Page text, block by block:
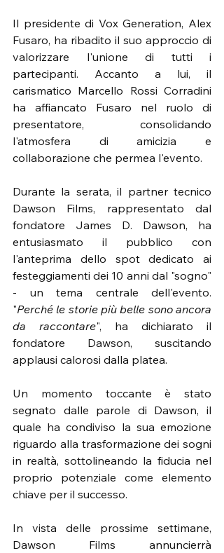
Il presidente di Vox Generation, Alex
Fusaro, ha ribadito il suo approccio di
valorizzare l'unione di tutti i
partecipanti. Accanto a lui, il
carismatico Marcello Rossi Corradini
ha affiancato Fusaro nel ruolo di
presentatore, consolidando
l'atmosfera di amicizia e
collaborazione che permea l'evento.
Durante la serata, il partner tecnico
Dawson Films, rappresentato dal
fondatore James D. Dawson, ha
entusiasmato il pubblico con
l'anteprima dello spot dedicato ai
festeggiamenti dei 10 anni dal "sogno"
- un tema centrale dell'evento.
"Perché le storie più belle sono ancora
da raccontare", ha dichiarato il
fondatore Dawson, suscitando
applausi calorosi dalla platea.
Un momento toccante è stato
segnato dalle parole di Dawson, il
quale ha condiviso la sua emozione
riguardo alla trasformazione dei sogni
in realtà, sottolineando la fiducia nel
proprio potenziale come elemento
chiave per il successo.
In vista delle prossime settimane,
Dawson Films annuncierrà